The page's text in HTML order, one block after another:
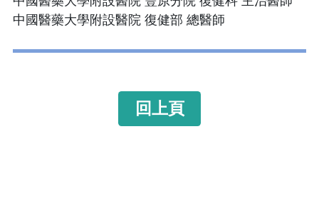
中國醫藥大學附設醫院 復健部 總醫師
回上頁